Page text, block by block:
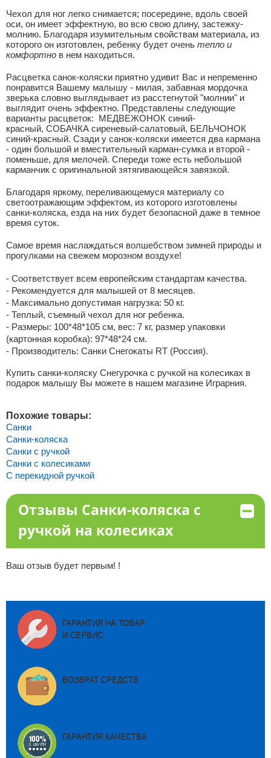
Чехол для ног легко снимается; посередине, вдоль своей
оси, он имеет эффектную, во всю свою длину, застежку-
молнию. Благодаря изумительным свойствам материала, из
которого он изготовлен, ребенку будет очень тепло и
комфортнов нем находиться.
Расцветка санок-коляски приятно удивит Вас и непременно
понравится Вашему малышу - милая, забавная мордочка
зверька словно выглядывает из расстегнутой "молнии" и
выглядит очень эффектно. Представлены следующие
варианты расцветок: МЕДВЕЖОНОК синий-
красный, СОБАЧКА сиреневый-салатовый, БЕЛЬЧОНОК
синий-красный. Сзади у санок-коляски имеется два кармана
- один большой и вместительный карман-сумка и второй -
поменьше, для мелочей. Спереди тоже есть небольшой
карманчик с оригинальной зятягивающейся завязкой.
Благодаря яркому, переливающемуся материалу со
светоотражающим эффектом, из которого изготовлены
санки-коляска, езда на них будет безопасной даже в темное
время суток.
Самое время наслаждаться волшебством зимней природы и
прогулками на свежем морозном воздухе!
- Соответствует всем европейским стандартам качества.
- Рекомендуется для малышей от 8 месяцев.
- Максимально допустимая нагрузка: 50 кг.
- Теплый, съемный чехол для ног ребенка.
- Размеры: 100*48*105 см, вес: 7 кг, размер упаковки
(картонная коробка): 97*48*24 см.
- Производитель: Санки Снегокаты RT (Россия).
Купить санки-коляску Снегурочка с ручкой на колесиках в
подарок малышу Вы можете в нашем магазине Играрния.
Похожие товары:
Санки
Санки-коляска
Санки с ручкой
Санки с колесиками
С перекидной ручкой
Отзывы Санки-коляска с
ручкой на колесиках
Ваш отзыв будет первым! !
ГАРАНТИЯ НА ТОВАР
И СЕРВИС
ВОЗВРАТ СРЕДСТВ
ГАРАНТИЯ КАЧЕСТВА